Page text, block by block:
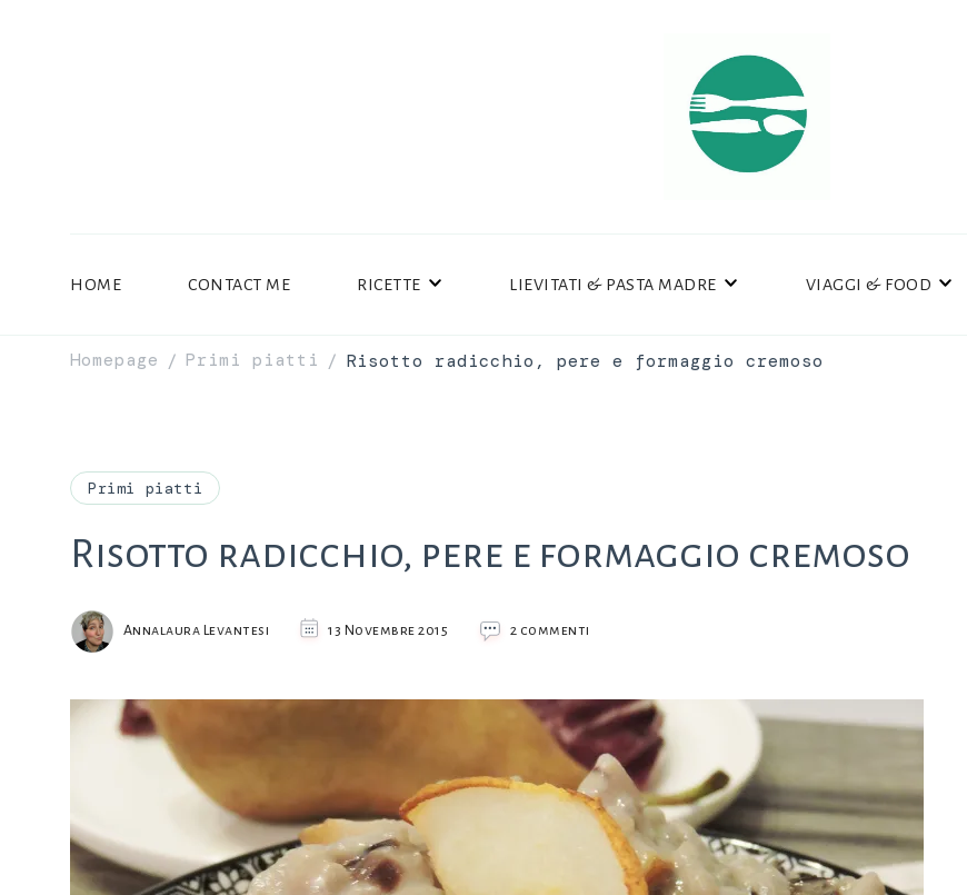
HOME CONTACT ME RICETTE LIEVITATI & PASTA MADRE VIAGGI & FOOD
Homepage / Primi piatti / Risotto radicchio, pere e formaggio cremoso
Primi piatti
Risotto radicchio, pere e formaggio cremoso
Annalaura Levantesi 13 Novembre 2015 2 commenti
pere
e
formaggio
cremoso